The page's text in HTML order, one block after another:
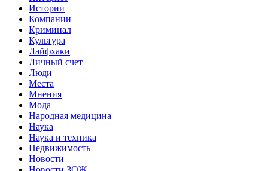
Истории
Компании
Криминал
Культура
Лайфхаки
Личный счет
Люди
Места
Мнения
Мода
Народная медицина
Наука
Наука и техника
Недвижимость
Новости